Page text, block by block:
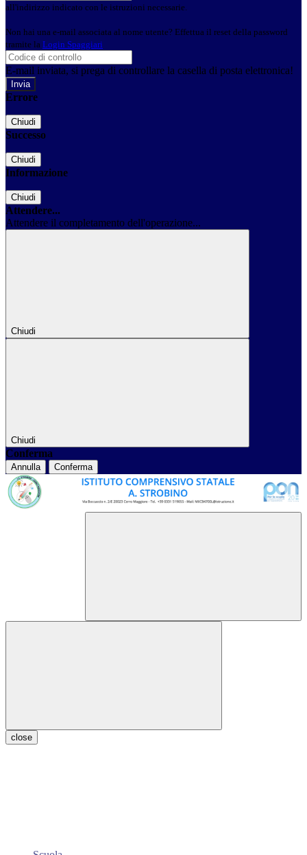
all'indirizzo indicato con le istruzioni necessarie.
Non hai una e-mail associata al nome utente? Effettua il reset della password
tramite la Login Spaggiari
E-mail inviata, si prega di controllare la casella di posta elettronica!
Errore
Chiudi
Successo
Chiudi
Informazione
Chiudi
Attendere...
Attendere il completamento dell'operazione...
Chiudi
Chiudi
Conferma
Annulla Conferma
close